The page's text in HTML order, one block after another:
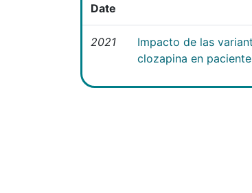
Date
2021
Impacto de las
clozapina en